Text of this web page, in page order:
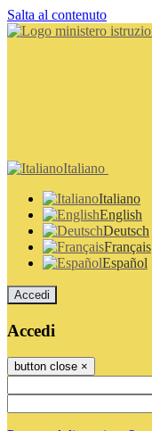
Salta al contenuto
Italiano
Italiano
English
Deutsch
Français
Español
Accedi
Accedi
button close ×